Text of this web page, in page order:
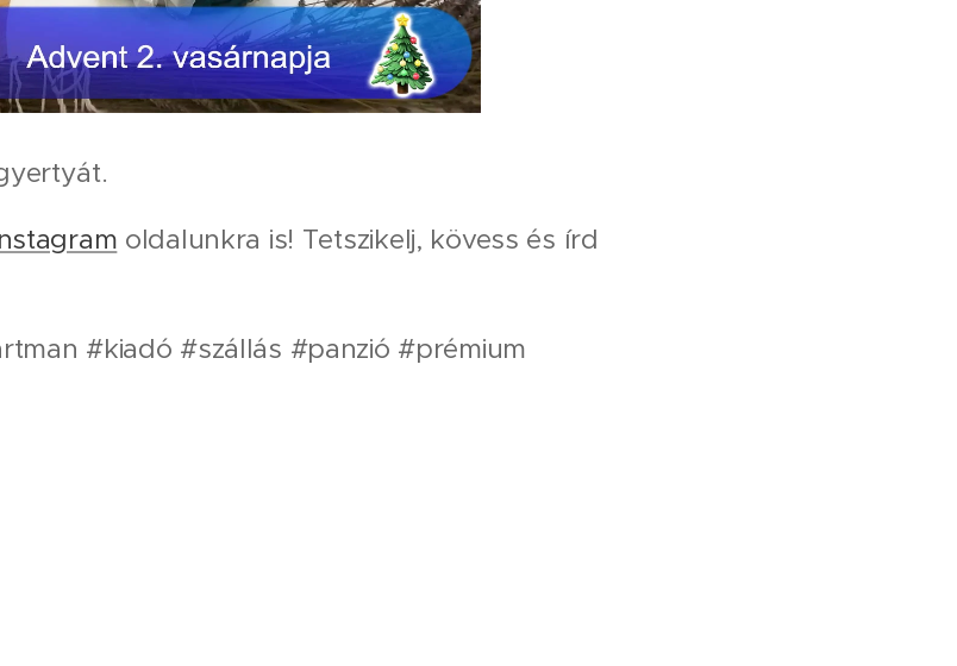
🕯🕯
oldalunkra is! Tetszikelj, kövess és írd
#kiadó #szállás #panzió #prémium